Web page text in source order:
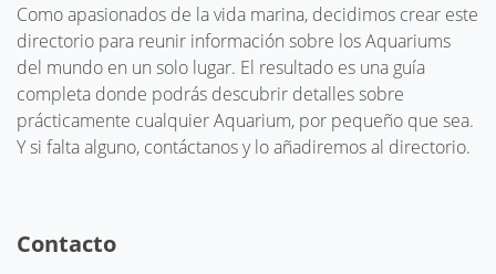
Como apasionados de la vida marina, decidimos crear este
directorio para reunir información sobre los Aquariums
del mundo en un solo lugar. El resultado es una guía
completa donde podrás descubrir detalles sobre
prácticamente cualquier Aquarium, por pequeño que sea.
Y si falta alguno, contáctanos y lo añadiremos al directorio.
Contacto